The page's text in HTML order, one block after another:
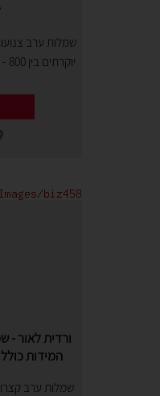
שמלות ערב
ורדית לאור -
המידות